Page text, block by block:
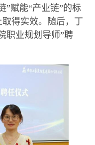
”赋能“产业链”的标
得实效。随后，丁
职业规划导师”聘